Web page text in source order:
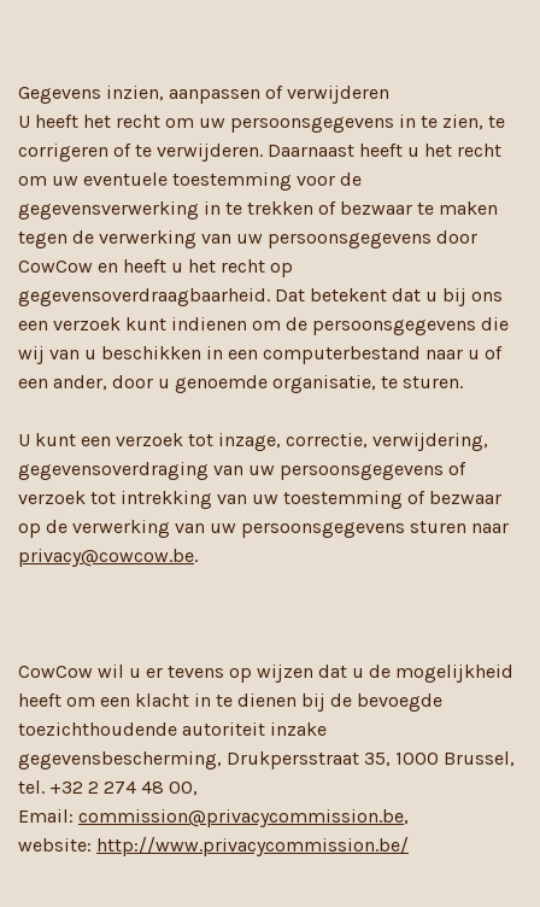
Gegevens inzien, aanpassen of verwijderen
U heeft het recht om uw persoonsgegevens in te zien, te
corrigeren of te verwijderen. Daarnaast heeft u het recht
om uw eventuele toestemming voor de
gegevensverwerking in te trekken of bezwaar te maken
tegen de verwerking van uw persoonsgegevens door
CowCow en heeft u het recht op
gegevensoverdraagbaarheid. Dat betekent dat u bij ons
een verzoek kunt indienen om de persoonsgegevens die
wij van u beschikken in een computerbestand naar u of
een ander, door u genoemde organisatie, te sturen.
U kunt een verzoek tot inzage, correctie, verwijdering,
gegevensoverdraging van uw persoonsgegevens of
verzoek tot intrekking van uw toestemming of bezwaar
op de verwerking van uw persoonsgegevens sturen naar
privacy@cowcow.be.
CowCow wil u er tevens op wijzen dat u de mogelijkheid
heeft om een klacht in te dienen bij de bevoegde
toezichthoudende autoriteit inzake
gegevensbescherming, Drukpersstraat 35, 1000 Brussel,
tel. +32 2 274 48 00,
Email: commission@privacycommission.be,
website: http://www.privacycommission.be/